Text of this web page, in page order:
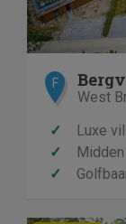
F
West
✓
Luxe
✓
✓